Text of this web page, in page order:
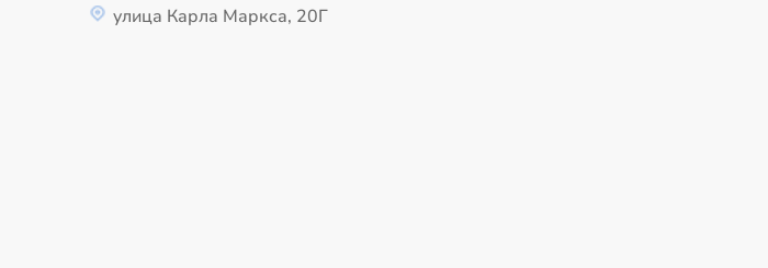
улица Карла Маркса, 20Г